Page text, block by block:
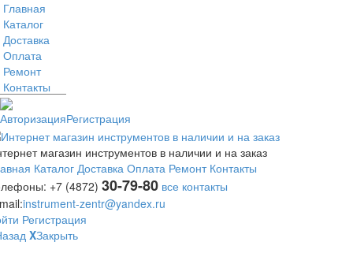
Главная
Каталог
Доставка
Оплата
Ремонт
Контакты
АвторизацияРегистрация
магазин инструментов в наличии и на заказ
Каталог Доставка Оплата Ремонт Контакты
+7 (4872) 30-79-80 все контакты
instrument-zentr@yandex.ru
Регистрация
XЗакрыть